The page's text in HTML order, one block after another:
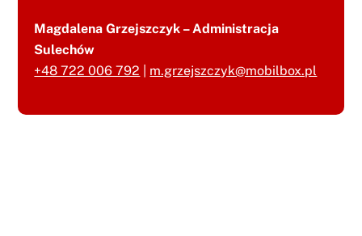
Magdalena Grzejszczyk – Administracja
Sulechów
+48 722 006 792
m.grzejszczyk@mobilbox.pl